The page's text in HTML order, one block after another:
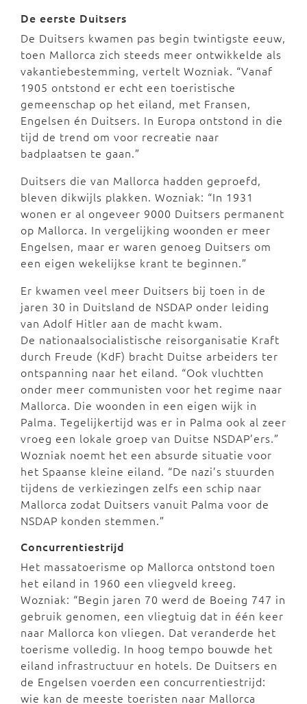
De eerste Duitsers
De Duitsers kwamen pas begin twintigste eeuw,
toen Mallorca zich steeds meer ontwikkelde als
vakantiebestemming, vertelt Wozniak. “Vanaf
1905 ontstond er echt een toeristische
gemeenschap op het eiland, met Fransen,
Engelsen én Duitsers. In Europa ontstond in die
tijd de trend om voor recreatie naar
badplaatsen te gaan.”
Duitsers die van Mallorca hadden geproefd,
bleven dikwijls plakken. Wozniak: “In 1931
wonen er al ongeveer 9000 Duitsers permanent
op Mallorca. In vergelijking woonden er meer
Engelsen, maar er waren genoeg Duitsers om
een eigen wekelijkse krant te beginnen.”
Er kwamen veel meer Duitsers bij toen in de
jaren 30 in Duitsland de NSDAP onder leiding
van Adolf Hitler aan de macht kwam.
De nationaalsocialistische reisorganisatie Kraft
durch Freude (KdF) bracht Duitse arbeiders ter
ontspanning naar het eiland. “Ook vluchtten
onder meer communisten voor het regime naar
Mallorca. Die woonden in een eigen wijk in
Palma. Tegelijkertijd was er in Palma ook al zeer
vroeg een lokale groep van Duitse NSDAP’ers.”
Wozniak noemt het een absurde situatie voor
het Spaanse kleine eiland. “De nazi’s stuurden
tijdens de verkiezingen zelfs een schip naar
Mallorca zodat Duitsers vanuit Palma voor de
NSDAP konden stemmen.”
Concurrentiestrijd
Het massatoerisme op Mallorca ontstond toen
het eiland in 1960 een vliegveld kreeg.
Wozniak: “Begin jaren 70 werd de Boeing 747 in
gebruik genomen, een vliegtuig dat in één keer
naar Mallorca kon vliegen. Dat veranderde het
toerisme volledig. In hoog tempo bouwde het
eiland infrastructuur en hotels. De Duitsers en
de Engelsen voerden een concurrentiestrijd:
wie kan de meeste toeristen naar Mallorca